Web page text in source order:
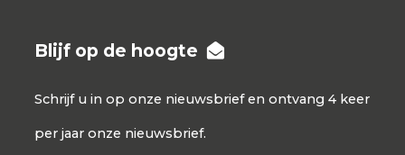
Blijf op de hoogte
Schrijf u in op onze nieuwsbrief en ontvang 4 keer
per jaar onze nieuwsbrief.